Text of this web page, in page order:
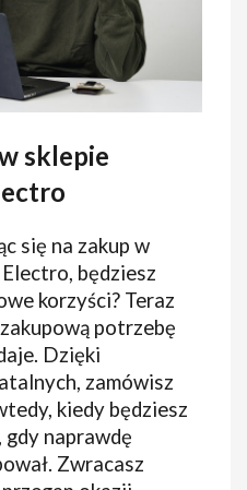
sklepie
się na zakup w
będziesz
korzyści? Teraz
potrzebę
Dzięki
zamówisz
kiedy będziesz
gdy naprawdę
Zwracasz